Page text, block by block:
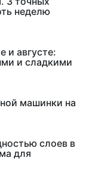
неделю
и августе:
и сладкими
машинки на
слоев в
для